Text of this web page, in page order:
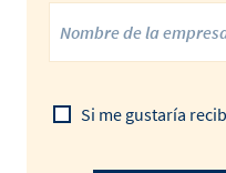
Si me gustaría